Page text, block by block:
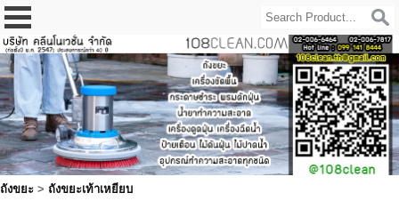
ถังขยะ > ถังขยะเท้าเหยียบ